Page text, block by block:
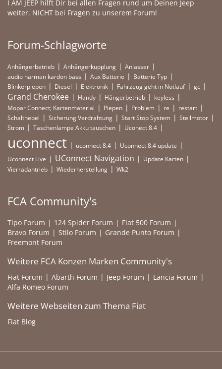
I AM JEEP hilft Dir bei allen Fragen rund um Deinen Jeep
weiter. NICHT bei Fragen zu unserem Forum!
Forum-Schlagworte
Anhängerbetrieb Anhängerkupplung
Anlasser
audio harman kardon bass
Aux Batterie
Batterie Typ
Blinkerpiepen
Diesel Elektronik Fahrzeug geht in Notlauf gc
Grand Cherokee Handy Hängerbetrieb
keyless
Mopar Connect; Kartenmaterial
Piepen Problem re
restart
Schalthebel
Sicherung Verdrahtung Start Stop System
Stellmotor
Strom
Taschenlampe Akku tauschen Uconect 8.4
uconnect uconnect 8.4
Uconnect 8.4 update
Uconnect Live
UConnect Navigation
Update Karten
Vierradantrieb
Wiederherstellung Wk2
FCA Community's
Tipo Forum 124 Spider Forum
Fiat 500 Forum
Bravo Forum
Stilo Forum
Grande Punto Forum
Freemont Forum
Weitere FCA Konzen Marken Community's
Fiat Forum Abarth Forum Jeep Forum
Lancia Forum
Alfa Romeo Forum
Weitere Webseiten zum Thema Fiat
Fiat Blog